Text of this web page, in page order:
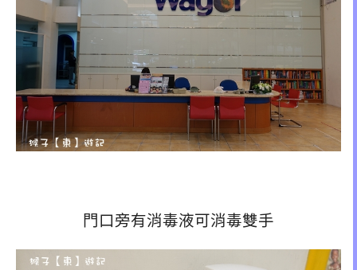
門口旁有消毒液可消毒雙手